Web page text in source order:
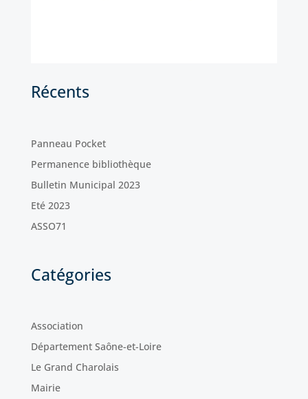
Récents
Panneau Pocket
Permanence bibliothèque
Bulletin Municipal 2023
Eté 2023
ASSO71
Catégories
Association
Département Saône-et-Loire
Le Grand Charolais
Mairie